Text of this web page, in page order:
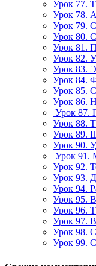
Урок 77.
Урок 78.
Урок 79.
Урок 80.
Урок 81.
Урок 82.
Урок 83.
Урок 84.
Урок 85.
Урок 86.
Урок 87.
Урок 88.
Урок 89.
Урок 90.
Урок 91.
Урок 92.
Урок 93.
Урок 94.
Урок 95.
Урок 96.
Урок 97.
Урок 98.
Урок 99.